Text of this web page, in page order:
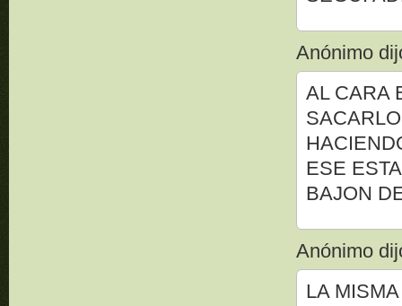
Anónimo
AL CARA
ESE
BAJON
Anónimo
LA